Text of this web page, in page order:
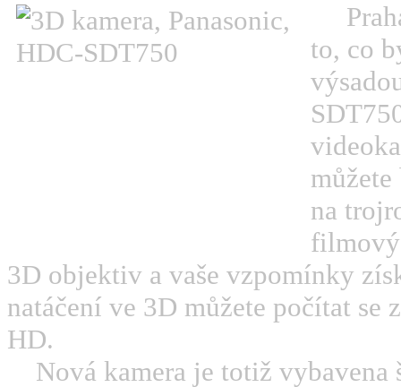
to, co
na
3D objektiv a vaše vzpomínky
natáčení ve 3D můžete počítat
HD.
Nová kamera je totiž